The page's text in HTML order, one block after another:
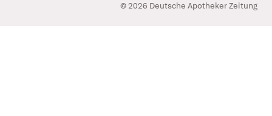
© 2026 Deutsche Apotheker Zeitung